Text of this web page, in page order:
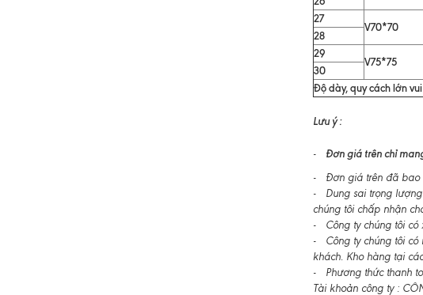
27
V70*70
28
29
V75*75
30
Độ dày, quy cách lớn
Lưu ý :
- Đơn giá trên chỉ
- Đơn giá trên đã bao
- Dung sai trọng lượng
chúng tôi chấp nhận
- Công ty chúng tôi có
- Công ty chúng tôi có
khách. Kho hàng tại
- Phương thức thanh
Tài khoản công ty :